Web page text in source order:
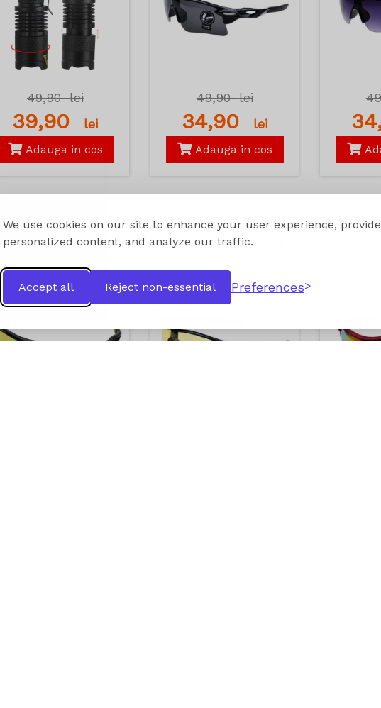
We use cookies on our site to enhance your user experience, provide
personalized content, and analyze our traffic.
Accept all Reject non-essential Preferences
49,90lei
39,90 lei
Adauga in cos
49,90lei
34,90 lei
Adauga in cos
Ochelari UV400
Ciclism Negru
Ochelari UV400
Ciclism Negru